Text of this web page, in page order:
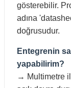
gösterebilir.
adına
doğrusudur.
Entegrenin
yapabilirim?
→ Multimetre